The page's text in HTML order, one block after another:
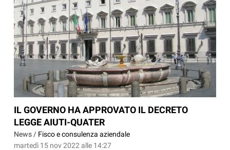
IL GOVERNO HA APPROVATO IL DECRETO
LEGGE AIUTI-QUATER
News / Fisco e consulenza aziendale
martedì 15 nov 2022 alle 14:27